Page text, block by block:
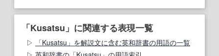
「Kusatsu」に関連する表現一覧
「Kusatsu」を解説文に含む英和辞書の用語の一覧